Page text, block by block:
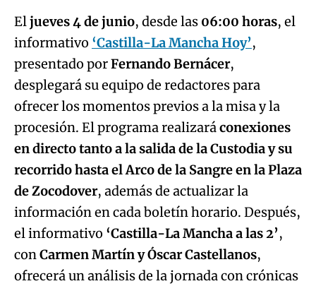
Eljueves 4 de junio, desde las 06:00 horas, el
informativo ‘Castilla-La Mancha Hoy’,
presentado porFernando Bernácer,
desplegará su equipo de redactores para
ofrecer los momentos previos a la misa y la
procesión. El programa realizaráconexiones
en directo tanto a la salida de la Custodia y su
recorrido hasta el Arco de la Sangre en la Plaza
de Zocodover, además de actualizar la
información en cada boletín horario. Después,
el informativo ‘Castilla-La Mancha a las 2’,
conCarmen Martín y Óscar Castellanos,
ofrecerá un análisis de la jornada con crónicas